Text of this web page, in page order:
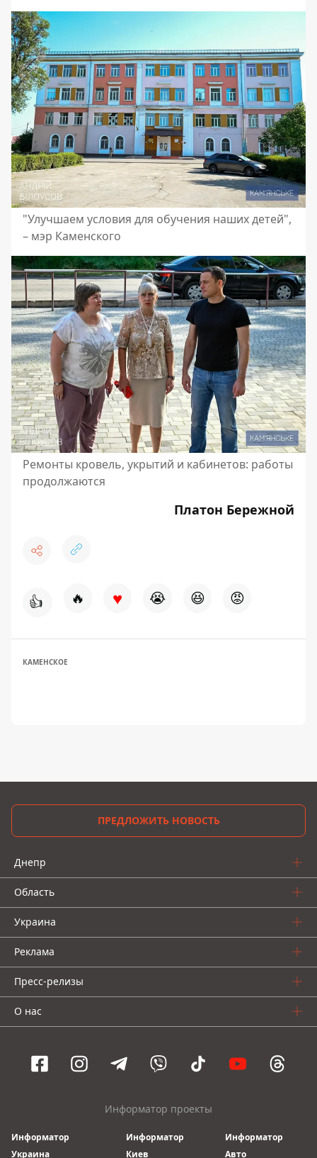
"Улучшаем условия для обучения наших детей",
– мэр Каменского
Ремонты кровель, укрытий и кабинетов: работы
продолжаются
Платон Бережной
👍 🔥 ♥ 😭 😆 😡
КАМЕНСКОЕ
ПРЕДЛОЖИТЬ НОВОСТЬ
Днепр
Область
Украина
Реклама
Пресс-релизы
О нас
Информатор проекты
Информатор
Украина
Информатор
Киев
Информатор
Авто